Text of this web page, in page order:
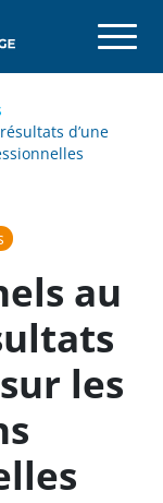
d’une
au
les